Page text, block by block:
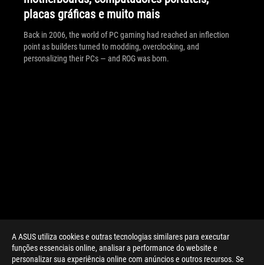
A ASUS utiliza cookies e outras tecnologias similares para executar
funções essenciais online, analisar a performance do website e
personalizar sua experiência online com anúncios e outros recursos. Se
placas gráficas e muito mais
Back in 2006, the world of PC gaming had reached an inflection
point as builders turned to modding, overclocking, and
personalizing their PCs — and ROG was born.